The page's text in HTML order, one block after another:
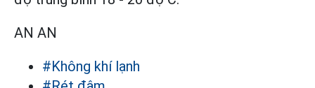
AN AN
#Không khí lạnh